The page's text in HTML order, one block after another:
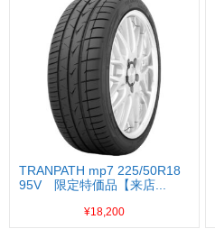
TRANPATH mp7 225/50R18
95V 限定特価品【来店...
¥18,200